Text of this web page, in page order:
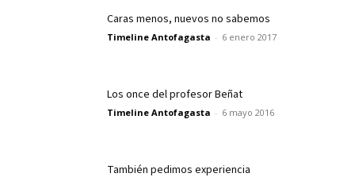
Caras menos, nuevos no sabemos
Timeline Antofagasta - 6 enero 2017
Los once del profesor Beñat
Timeline Antofagasta - 6 mayo 2016
También pedimos experiencia